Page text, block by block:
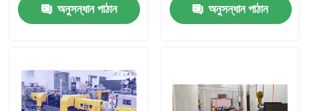
আমাদের সম্বন্ধে
অনুসন্ধান পাঠান অনুসন্ধান পাঠান